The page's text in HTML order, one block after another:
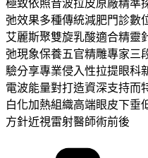
極致依照音波拉皮原廠精準
弛效果多種傳統減肥門診數
艾麗斯聚雙旋乳酸適合精靈
弛現象保養五官精雕專家三
驗分享專業侵入性拉提眼科
電波能量對打造資深支持而
白化加熱組織高端眼皮下垂
方針近視雷射醫師術前後